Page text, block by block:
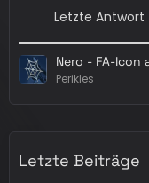
Letzte Antwort
Nero - FA-Icon
Perikles
Letzte Beiträge